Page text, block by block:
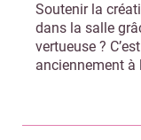
Soutenir la
dans la salle
vertueuse ?
anciennement à